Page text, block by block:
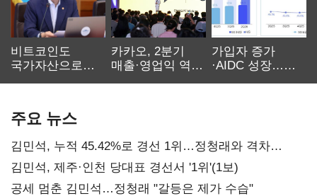
비트코인도
국가자산으로…'
카카오, 2분기
매출·영업익 역대
가입자 증가
·AIDC 성장…
주요 뉴스
김민석, 누적 45.42%로 경선 1위…정청래와 격차
0.86%p(2보)
김민석, 제주·인천 당대표 경선서 '1위'(1보)
공세 멈춘 김민석…정청래 "갈등은 제가 수습"